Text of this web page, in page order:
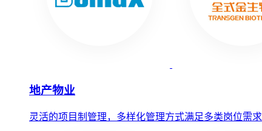
地产物业
灵活的项目制管理，多样化管理方式满足多类岗位需求